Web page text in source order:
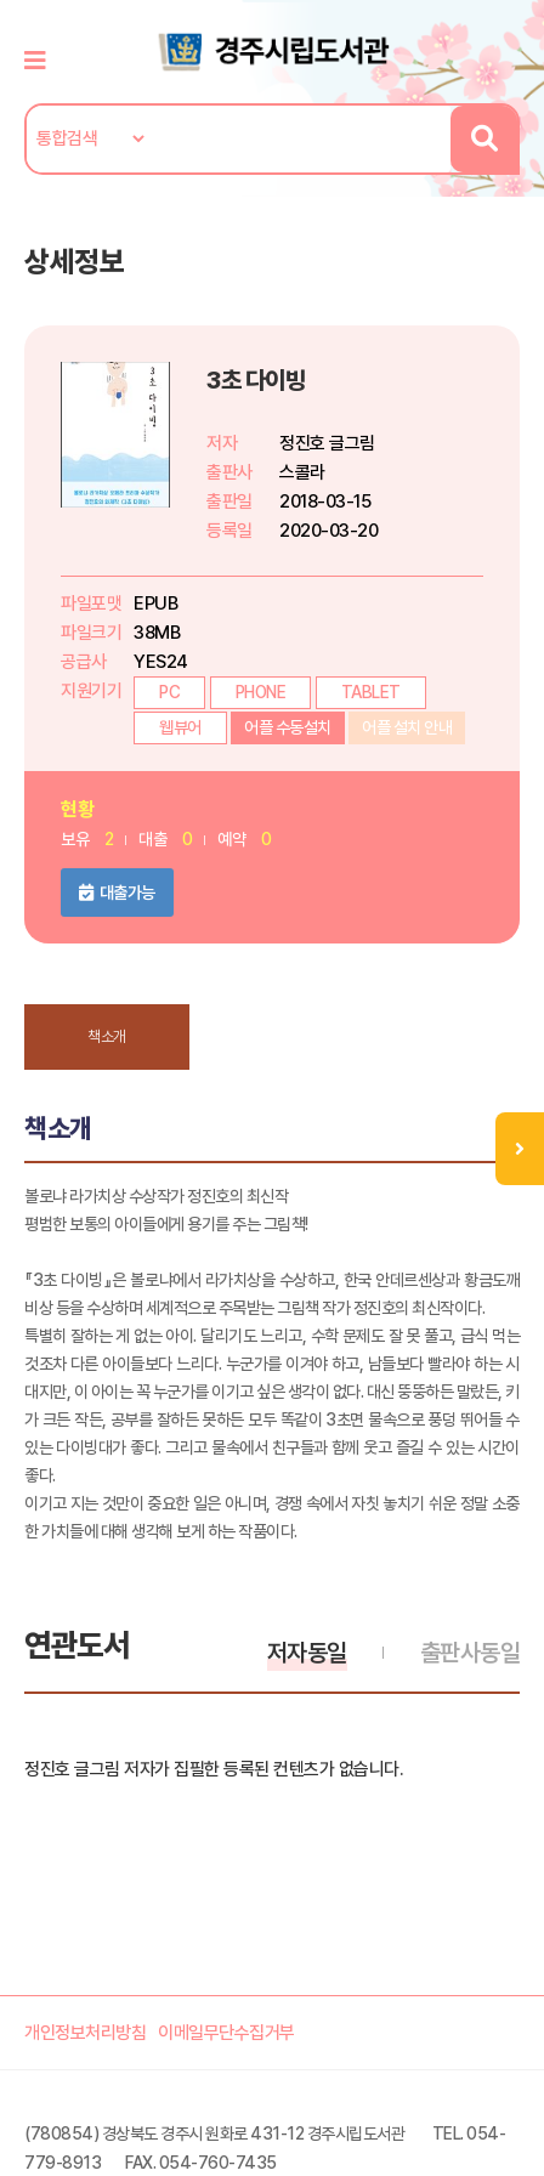
상세정보
3초 다이빙
저자
정진호 글그림
출판사
스콜라
출판일
2018-03-15
등록일
2020-03-20
파일포맷
EPUB
파일크기
38MB
공급사
YES24
지원기기
PC PHONE
TABLET
웹뷰어
어플 수동설치 어플 설치 안내
현황
보유 2 대출 0 예약 0
대출가능
책소개
책소개
볼로냐 라가치상 수상작가 정진호의 최신작
평범한 보통의 아이들에게 용기를 주는 그림책!
『3초 다이빙』은 볼로냐에서 라가치상을 수상하고, 한국 안데르센상과 황금도깨
비상 등을 수상하며 세계적으로 주목받는 그림책 작가 정진호의 최신작이다.
특별히 잘하는 게 없는 아이. 달리기도 느리고, 수학 문제도 잘 못 풀고, 급식 먹는
것조차 다른 아이들보다 느리다. 누군가를 이겨야 하고, 남들보다 빨라야 하는 시
대지만, 이 아이는 꼭 누군가를 이기고 싶은 생각이 없다. 대신 뚱뚱하든 말랐든, 키
가 크든 작든, 공부를 잘하든 못하든 모두 똑같이 3초면 물속으로 풍덩 뛰어들 수
있는 다이빙대가 좋다. 그리고 물속에서 친구들과 함께 웃고 즐길 수 있는 시간이
좋다.
이기고 지는 것만이 중요한 일은 아니며, 경쟁 속에서 자칫 놓치기 쉬운 정말 소중
한 가치들에 대해 생각해 보게 하는 작품이다.
연관도서 출판사동일
저자동일
정진호 글그림 저자가 집필한 등록된 컨텐츠가 없습니다.
개인정보처리방침 이메일무단수집거부
(780854) 경상북도 경주시 원화로 431-12 경주시립도서관
TEL. 054-
779-8913
FAX. 054-760-7435